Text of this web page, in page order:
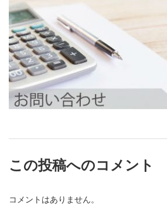
この投稿へのコメント
コメントはありません。